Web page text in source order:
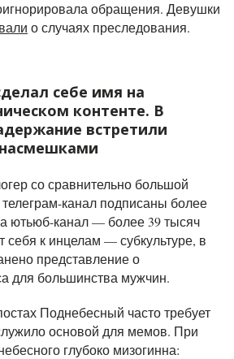
обращения. Девушки
о случаях преследования.
себе имя на
контенте. В
встретили
со сравнительно большой
канал подписаны более
ютьюб-канал — более 39 тысяч
себя к инцелам — субкультуре, в
представление о
для большинства мужчин.
Поднебесный часто требует
основой для мемов. При
глубоко мизогинна: